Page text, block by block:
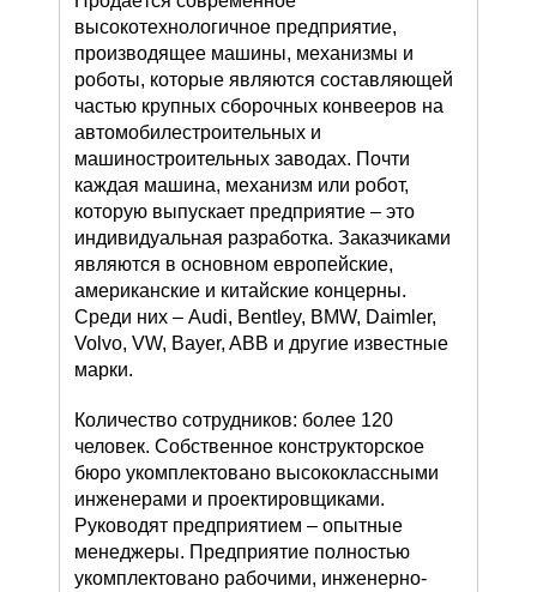
высокотехнологичное предприятие,
производящее машины, механизмы и
роботы, которые являются составляющей
частью крупных сборочных конвееров на
автомобилестроительных и
машиностроительных заводах. Почти
каждая машина, механизм или робот,
которую выпускает предприятие – это
индивидуальная разработка. Заказчиками
являются в основном европейские,
американские и китайские концерны.
Среди них – Audi, Bentley, BMW, Daimler,
Volvo, VW, Bayer, ABB и другие известные
марки.
Количество сотрудников: более 120
человек. Собственное конструкторское
бюро укомплектовано высококлассными
инженерами и проектировщиками.
Руководят предприятием – опытные
менеджеры. Предприятие полностью
укомплектовано рабочими, инженерно-